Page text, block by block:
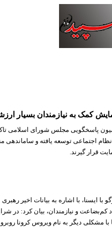
کمک به نیازمندان بسیار
پاسخگویی مجلس شورای اسلامی
اجتماعی توسعه یافته و ساماندهی
قرار گیرند.
با ایسنا، با اشاره به بیانات اخیر
و نیازمندان، بیان کرد: در
مشکلی دیگر به نام ویروس کرونا